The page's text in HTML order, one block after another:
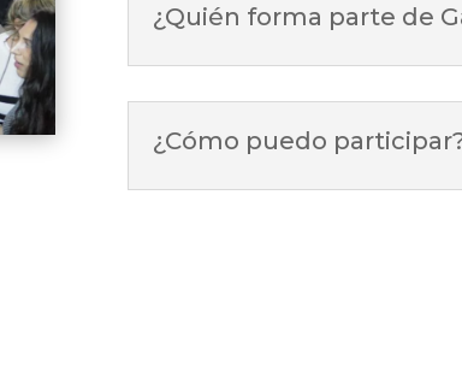
¿Quién forma parte de
¿Cómo puedo